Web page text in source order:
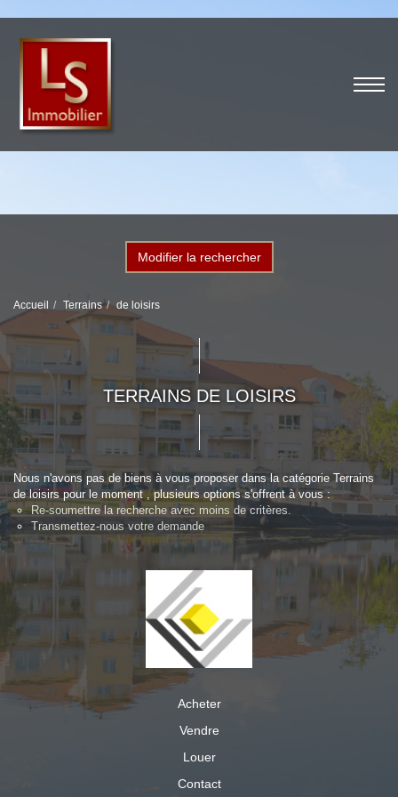
Modifier la rechercher
Accueil Terrains de loisirs
TERRAINS DE LOISIRS
Nous n'avons pas de biens à vous proposer dans la catégorie Terrains
de loisirs pour le moment , plusieurs options s'offrent à vous :
Re-soumettre la recherche avec moins de critères.
Transmettez-nous votre demande
Acheter
Vendre
Louer
Contact